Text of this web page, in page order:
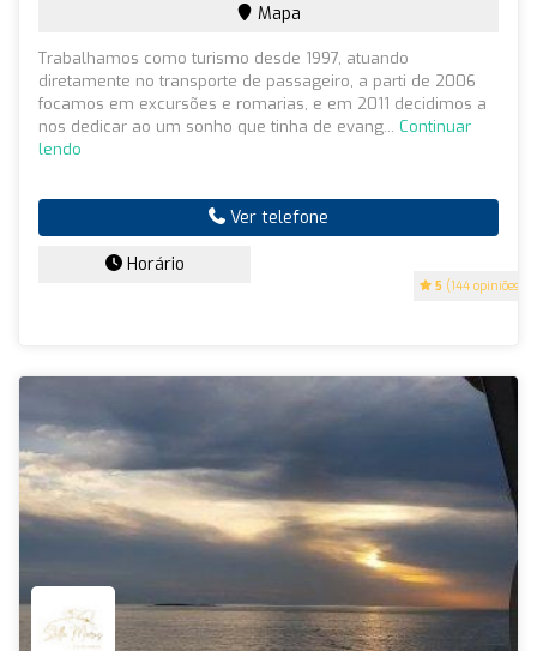
5 (144 opiniões)
Mapa
Trabalhamos como turismo desde 1997, atuando
diretamente no transporte de passageiro, a parti de 2006
focamos em excursões e romarias, e em 2011 decidimos a
nos dedicar ao um sonho que tinha de evang... Continuar
lendo
Ver telefone
Horário